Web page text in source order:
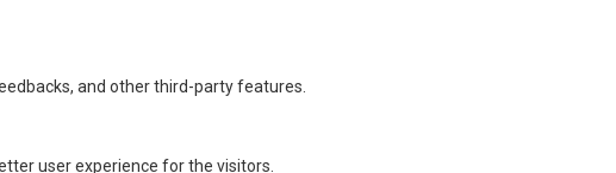
and other third-party features.
user experience for the visitors.